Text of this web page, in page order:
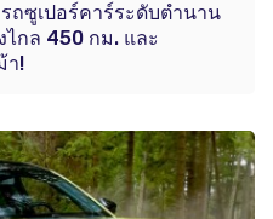
ซูเปอร์คาร์ระดับตำนาน
ไกล 450 กม. และ
า!